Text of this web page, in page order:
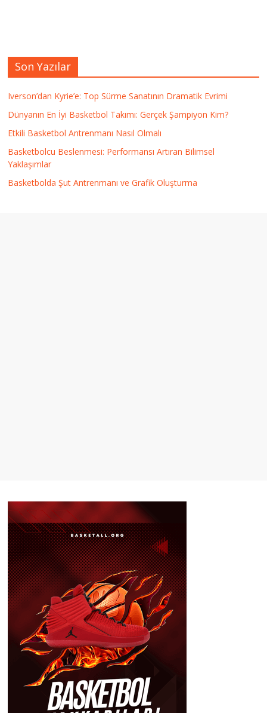
Son Yazılar
Iverson’dan Kyrie’e: Top Sürme Sanatının Dramatik Evrimi
Dünyanın En İyi Basketbol Takımı: Gerçek Şampiyon Kim?
Etkili Basketbol Antrenmanı Nasıl Olmalı
Basketbolcu Beslenmesi: Performansı Artıran Bilimsel
Yaklaşımlar
Basketbolda Şut Antrenmanı ve Grafik Oluşturma